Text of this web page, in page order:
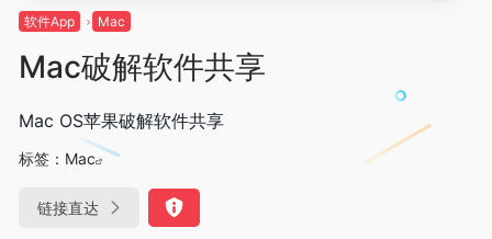
软件App Mac
Mac破解软件共享
Mac OS苹果破解软件共享
标签： Mac
链接直达